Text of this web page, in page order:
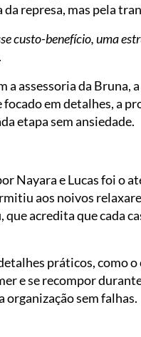
represa, mas pela
custo-benefício, uma
assessoria da Bruna,
em detalhes, a
etapa sem ansiedade.
Nayara e Lucas foi o
aos noivos
acredita que cada
práticos, como
e se recompor
organização sem falhas.